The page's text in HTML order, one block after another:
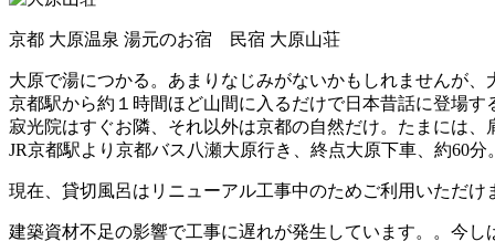
京都 大原温泉 湯元のお宿 民宿 大原山荘
大原で湯につかる。あまりなじみがないかもしれませんが、
京都駅から約１時間ほど山間に入るだけで日本昔話に登場
寂光院はすぐお隣、それ以外は京都の自然だけ。たまには
JR京都駅より京都バス八瀬大原行き、終点大原下車、約60分
現在、貸切風呂はリニューアル工事中のためご利用いただけ
建築資材不足の影響で工事に遅れが発生しています。。今し